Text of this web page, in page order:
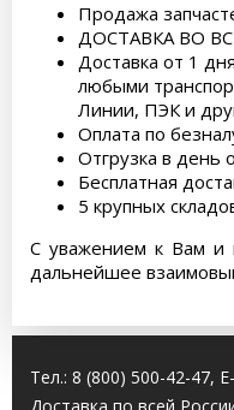
Продажа
ДОСТАВКА ВО
Доставка от 1
любыми
Линии, ПЭК и
Оплата по
Отгрузка в день
Бесплатная
5 крупных
С уважением к Вам и
дальнейшее
Тел.: 8 (800) 500-42-47,